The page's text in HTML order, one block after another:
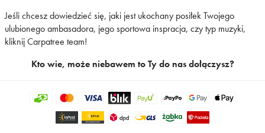
Jeśli chcesz dowiedzieć się, jaki jest ukochany posiłek Twojego
ulubionego ambasadora, jego sportowa inspracja, czy typ muzyki,
kliknijCarpatree team!
Kto wie, może niebawem to Ty do nas dołączysz?